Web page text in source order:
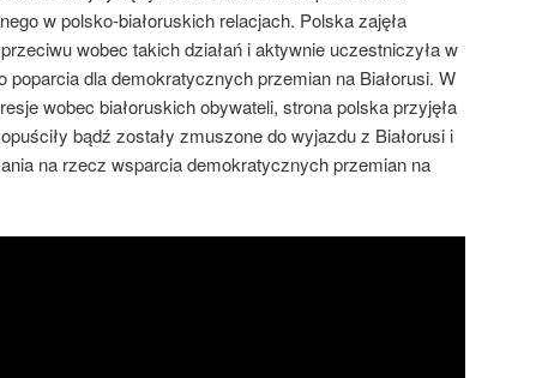
w polsko-białoruskich relacjach. Polska zajęła
wobec takich działań i aktywnie uczestniczyła w
poparcia dla demokratycznych przemian na Białorusi. W
wobec białoruskich obywateli, strona polska przyjęła
bądź zostały zmuszone do wyjazdu z Białorusi i
na rzecz wsparcia demokratycznych przemian na